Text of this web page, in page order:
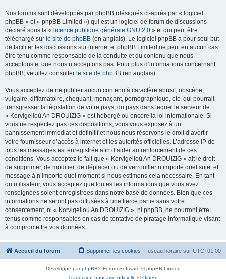
Nos forums sont développés par phpBB (désignés ci-après par « logiciel
phpBB » et « phpBB Limited ») qui est un logiciel de forum de discussions
déclaré sous la « licence publique générale GNU 2.0 » et qui peut être
téléchargé sur le site de phpBB (en anglais). Le logiciel phpBB a pour seul but
de faciliter les discussions sur internet et phpBB Limited ne peut en aucun cas
être tenu comme responsable de la conduite et du contenu que nous
acceptons et que nous n’acceptons pas. Pour plus d’informations concernant
phpBB, veuillez consulter le site de phpBB (en anglais).
Vous acceptez de ne publier aucun contenu à caractère abusif, obscène,
vulgaire, diffamatoire, choquant, menaçant, pornographique, etc. qui pourrait
transgresser la législation de votre pays, du pays dans lequel le serveur de
« Korvigelloù An DROUIZIG » est hébergé ou encore la loi internationale. Si
vous ne respectez pas ces dispositions, vous vous exposez à un
bannissement immédiat et définitif et nous nous réservons le droit d’avertir
votre fournisseur d’accès à internet et les autorités officielles. L’adresse IP de
tous les messages est enregistrée afin d’aider au renforcement de ces
conditions. Vous acceptez le fait que « Korvigelloù An DROUIZIG » ait le droit
de supprimer, de modifier, de déplacer ou de verrouiller n’importe quel sujet et
message à n’importe quel moment si nous estimons cela nécessaire. En tant
qu’utilisateur, vous acceptez que toutes les informations que vous avez
renseignées soient enregistrées dans notre base de données. Bien que ces
informations ne seront pas diffusées à une tierce partie sans votre
consentement, ni « Korvigelloù An DROUIZIG », ni phpBB, ne pourront être
tenus comme responsables en cas de tentative de piratage informatique visant
à compromettre vos données.
Accueil du forum Fuseau horaire sur UTC+01:00
Supprimer les cookies
Développé parphpBB® Forum Software © phpBB Limited
Traduction française officielle ©Qiaeru